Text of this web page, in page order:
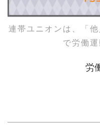
連帯ユニオンは、「
で労働
労